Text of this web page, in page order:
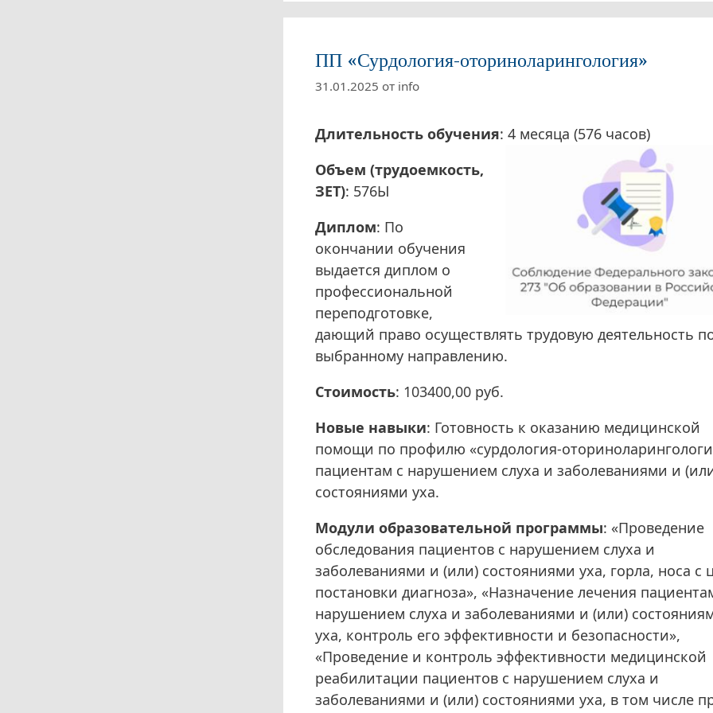
ПП «Сурдология-оториноларингология»
31.01.2025 от info
Длительность обучения: 4 месяца (576 часов)
Объем (трудоемкость,
ЗЕТ): 576Ы
Диплом: По
окончании обучения
выдается диплом о
профессиональной
переподготовке,
дающий право осуществлять трудовую деятельность
выбранному направлению.
Стоимость: 103400,00 руб.
Новые навыки: Готовность к оказанию медицинской
помощи по профилю «сурдология-
пациентам с нарушением слуха и заболеваниями и
состояниями уха.
Модули образовательной программы: «Проведение
обследования пациентов с нарушением слуха и
заболеваниями и (или) состояниями уха, горла, носа с
постановки диагноза», «Назначение лечения
нарушением слуха и заболеваниями и (или)
уха, контроль его эффективности и безопасности»,
«Проведение и контроль эффективности медицинской
реабилитации пациентов с нарушением слуха и
заболеваниями и (или) состояниями уха, в том числе